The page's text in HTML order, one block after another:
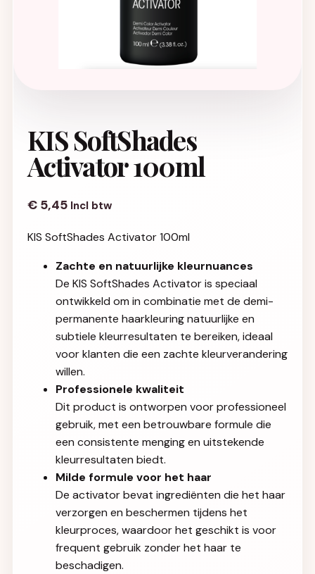
KIS SoftShades
Activator 100ml
€ 5,45 Incl btw
KIS SoftShades Activator 100ml
Zachte en natuurlijke kleurnuances
De KIS SoftShades Activator is speciaal
ontwikkeld om in combinatie met de demi-
permanente haarkleuring natuurlijke en
subtiele kleurresultaten te bereiken, ideaal
voor klanten die een zachte kleurverandering
willen.
Professionele kwaliteit
Dit product is ontworpen voor professioneel
gebruik, met een betrouwbare formule die
een consistente menging en uitstekende
kleurresultaten biedt.
Milde formule voor het haar
De activator bevat ingrediënten die het haar
verzorgen en beschermen tijdens het
kleurproces, waardoor het geschikt is voor
frequent gebruik zonder het haar te
beschadigen.